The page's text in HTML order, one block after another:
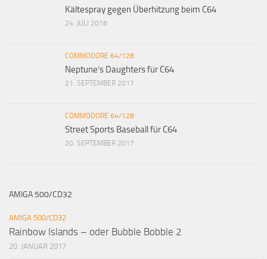
Kältespray gegen Überhitzung beim C64
24. JULI 2018
COMMODORE 64/128
Neptune’s Daughters für C64
21. SEPTEMBER 2017
COMMODORE 64/128
Street Sports Baseball für C64
20. SEPTEMBER 2017
AMIGA 500/CD32
AMIGA 500/CD32
Rainbow Islands – oder Bubble Bobble 2
20. JANUAR 2017